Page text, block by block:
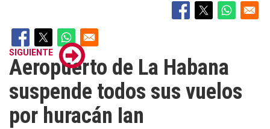
SIGUIENTE
Aeropuerto de La Habana
suspende todos sus vuelos
por huracán Ian